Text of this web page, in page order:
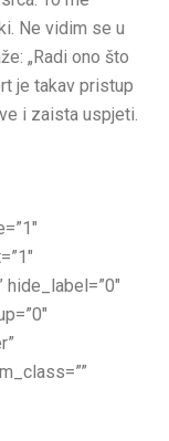
Ne vidim se u
„Radi ono što
je takav pristup
i zaista uspjeti.